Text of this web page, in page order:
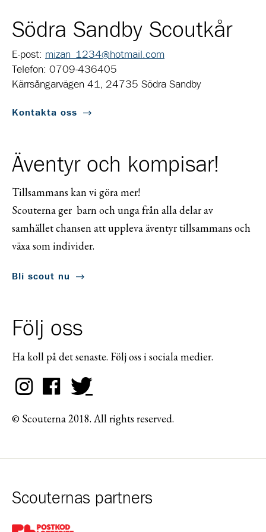
Södra Sandby Scoutkår
E-post: mizan_1234@hotmail.com
Telefon: 0709-436405
Kärrsångarvägen 41, 24735 Södra Sandby
Kontakta oss
Äventyr och kompisar!
Tillsammans kan vi göra mer!
Scouterna ger barn och unga från alla delar av
samhället chansen att uppleva äventyr tillsammans och
växa som individer.
Bli scout nu
Följ oss
Ha koll på det senaste. Följ oss i sociala medier.
© Scouterna 2018. All rights reserved.
Scouternas partners
Gå till pl_50